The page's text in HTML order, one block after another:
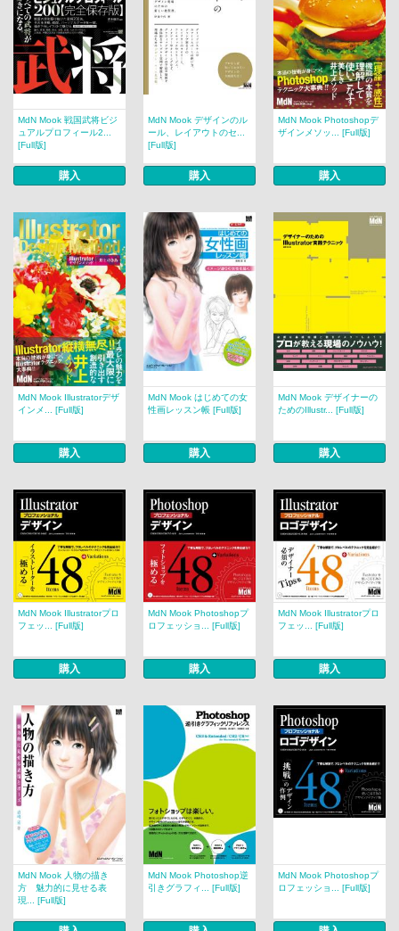
MdN Mook 戦国武将ビジ
ュアルプロフィール2...
[Full版]
購入
MdN Mook デザインのル
ール、レイアウトのセ...
[Full版]
購入
MdN Mook Photoshopデ
ザインメソッ... [Full版]
購入
MdN Mook Illustratorデザ
インメ... [Full版]
購入
MdN Mook はじめての女
性画レッスン帳 [Full版]
購入
MdN Mook デザイナーの
ためのIllustr... [Full版]
購入
MdN Mook Illustratorプロ
フェッ... [Full版]
購入
MdN Mook Photoshopプ
ロフェッショ... [Full版]
購入
MdN Mook Illustratorプロ
フェッ... [Full版]
購入
MdN Mook 人物の描き
方 魅力的に見せる表
現... [Full版]
MdN Mook Photoshop逆
引きグラフィ... [Full版]
MdN Mook Photoshopプ
ロフェッショ... [Full版]